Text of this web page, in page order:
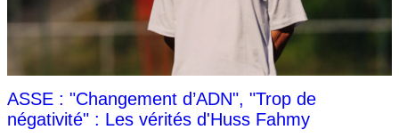
ASSE : "Changement d’ADN", "Trop de
négativité" : Les vérités d'Huss Fahmy